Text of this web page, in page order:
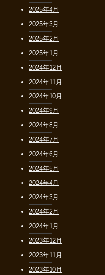
2025年4月
2025年3月
2025年2月
2025年1月
2024年12月
2024年11月
2024年10月
2024年9月
2024年8月
2024年7月
2024年6月
2024年5月
2024年4月
2024年3月
2024年2月
2024年1月
2023年12月
2023年11月
2023年10月